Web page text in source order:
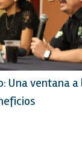
Una ventana